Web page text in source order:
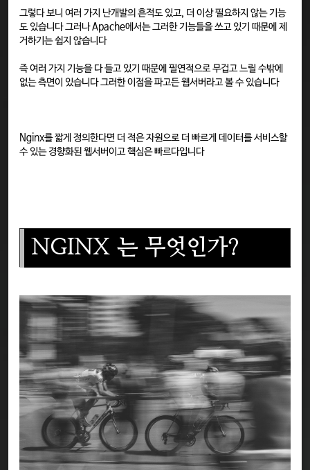
그렇다 보니 여러 가지 난개발의 흔적도 있고, 더 이상 필요하지 않는 기능
도 있습니다 그러나 Apache에서는 그러한 기능들을 쓰고 있기 때문에 제
거하기는 쉽지 않습니다
즉 여러 가지 기능을 다 들고 있기 때문에 필연적으로 무겁고 느릴 수밖에
없는 측면이 있습니다 그러한 이점을 파고든 웹서버라고 볼 수 있습니다
Nginx를 짧게 정의한다면 더 적은 자원으로 더 빠르게 데이터를 서비스할
수 있는 경향화된 웹서버이고 핵심은 빠르다입니다
NGINX 는 무엇인가?